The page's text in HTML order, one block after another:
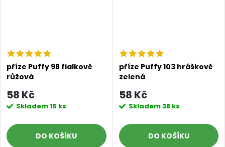
příze Puffy 98 fialkově
růžová
58 Kč
Skladem15 ks
DO KOŠÍKU
příze Puffy 103 hráškově
zelená
58 Kč
Skladem38 ks
DO KOŠÍKU